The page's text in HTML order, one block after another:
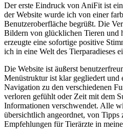
Der erste Eindruck von⁣ AniFit ist
der Website wurde‌ ich von einer
Benutzeroberfläche begrüßt. Die
Bildern von glücklichen Tieren und
erzeugte eine sofortige ​positive
ich in eine Welt des⁢ Tierparadieses
Die Website ist äußerst
Menüstruktur ist klar gegliedert und
Navigation zu den verschiedenen
verloren gefühlt​ oder Zeit mit dem
Informationen verschwendet. Alle
übersichtlich angeordnet, ⁣von
Empfehlungen für Tierärzte in